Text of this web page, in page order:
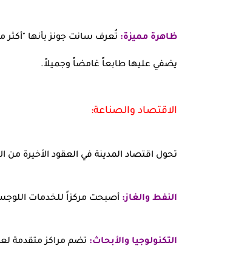
ظاهرة مميزة: تُعرف سانت جونز بأنها "أكثر
يضفي عليها طابعاً غامضاً وجميلاً.
الاقتصاد والصناعة:
تحول اقتصاد المدينة في العقود الأخيرة من
النفط والغاز: أصبحت مركزاً للخدمات
التكنولوجيا والأبحاث: تضم مراكز متقدمة